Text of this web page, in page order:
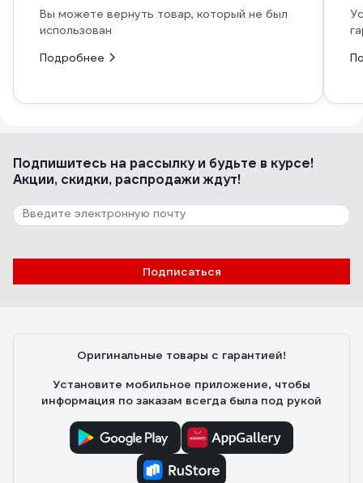
Вы можете вернуть товар, который не был
использован
Подробнее
Подпишитесь на рассылкуи будьте в курсе!
Акции, скидки, распродажи ждут!
Подписаться
Оригинальные товары с гарантией!
Установите мобильное приложение, чтобы
информация по заказам всегда была под рукой